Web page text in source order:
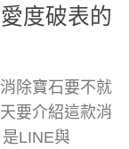
度破表的
除寶石要不就
要介紹這款消
LINE與